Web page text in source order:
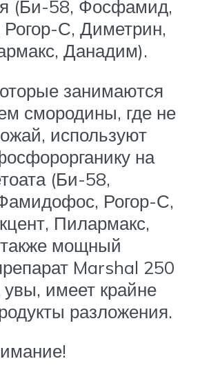
(Би-58, Фосфамид,
С, Диметрин,
Данадим).
занимаются
смородины, где не
используют
на
(Би-58,
Рогор-С,
Пилармакс,
мощный
Marshal 250
увы, имеет крайне
разложения.